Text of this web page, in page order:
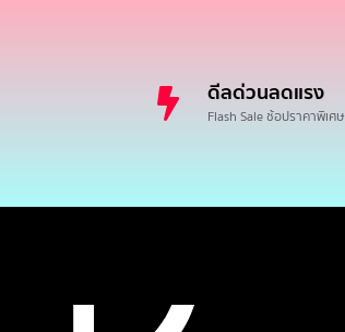
ดีลด่วนลดแรง
Flash Sale ช้อปราคาพิเศษ